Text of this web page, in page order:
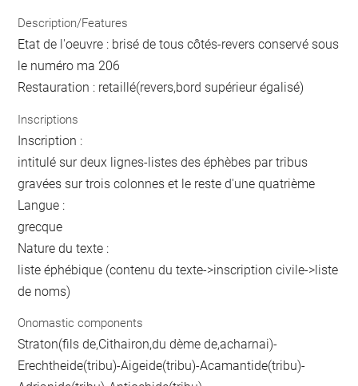
Description/Features
Etat de l'oeuvre : brisé de tous côtés-revers conservé sous
le numéro ma 206
Restauration : retaillé(revers,bord supérieur égalisé)
Inscriptions
Inscription :
intitulé sur deux lignes-listes des éphèbes par tribus
gravées sur trois colonnes et le reste d'une quatrième
Langue :
grecque
Nature du texte :
liste éphébique (contenu du texte->inscription civile->liste
de noms)
Onomastic components
Straton(fils de,Cithairon,du dème de,acharnai)-
Erechtheide(tribu)-Aigeide(tribu)-Acamantide(tribu)-